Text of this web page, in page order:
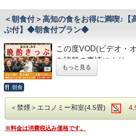
第30番札所 善楽寺…車で約
第31番札所 竹林寺…車で約
第33番札所 雪蹊寺…車で約20
(700円/泊 ※車輌の大きさに
※大型車をご利用の場合は必
※駐車場は先着順になります
※満車の場合はホテル近くの
◇その他サービス◇
・コインランドリー、乾燥機設
・VOD(ビデオオンデマンド)設
・JR高知駅…徒歩5分
・高知IC…車で約10分
男性用サウナあり！
・ホテルに隣接した平置き駐
・心のこもったお客さま対応
◇ご朝食◇
＜朝食時間＞6：30～10：00
◇お風呂◇
広々とした大浴場は一日の疲
旅の疲れを癒して下さい。男
＜営業時間＞
高知家の食卓晩酌きっ
観光やビジネスにお役立て
JR高知駅から徒歩5分
「高知家の食卓 晩酌きっ
※「晩酌きっぷ」及び各店
＜朝食付＞高知の食をお得に満喫♪【
ぷ付】◆朝食付プラン◆
この度VOD(ビデオ・
を諸般の事情により
令和8年1月31日
いました。
何卒ご理解を賜りま
す。
もっと見る
朝食
＜禁煙＞エコノミー和室(4.5畳)
※料金は消費税込み価格です。